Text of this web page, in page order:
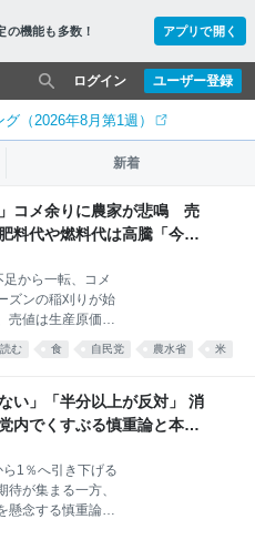
の機能も多数！ アプリで開く
ユーザー登録
ログイン
（2026年8月第1週）
新着
」コメ余りに農家が悲鳴 売
料代や燃料代は高騰「今年
ムオンライン
足から一転、コメ
ズンの稲刈りが始
売値は生産原価を
「今年で農家をや
メを買い取る業者
た。コメ農家の白
んぼで5品種のコ
の白井清志さん こ
。「去年と同じく
しかし、去年とは
りが始まったが…
『うちに来い、う
む 食 自民党 農水省 米
い」「半分以上が反対」 消
内でくすぶる慎重論と本音
イムオンライン
1％へ引き下げる
が集まる一方、
懸念する慎重論が
上がる。FNNが実
トと関係者取材か